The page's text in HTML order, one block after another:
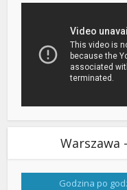
Warszawa
Godzina po